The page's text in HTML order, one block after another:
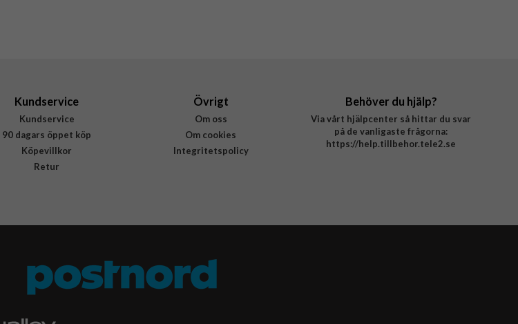
(TPU)
Kundservice
Kundservice
90 dagars öppet köp
Köpevillkor
Retur
Övrigt
Om oss
Om cookies
Integritetspolicy
Behöver du hjälp?
Via vårt hjälpcenter så hittar du svar
på de vanligaste frågorna:
https://help.tillbehor.tele2.se